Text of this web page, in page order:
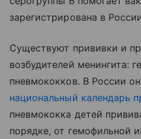
зарегистрирована в
Существуют прививки и
возбудителей менингита:
пневмококков. В России
национальный календарь
пневмококка детей
порядке, от гемофильной